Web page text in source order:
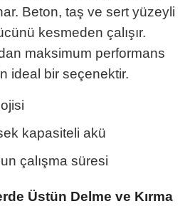
Beton, taş ve sert yüzeyli
kesmeden çalışır.
maksimum performans
ideal bir seçenektir.
kapasiteli akü
çalışma süresi
Üstün Delme ve Kırma